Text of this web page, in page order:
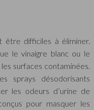
être difficiles à éliminer.
le vinaigre blanc ou le
surfaces contaminées.
sprays désodorisants
les odeurs d’urine de
pour masquer les